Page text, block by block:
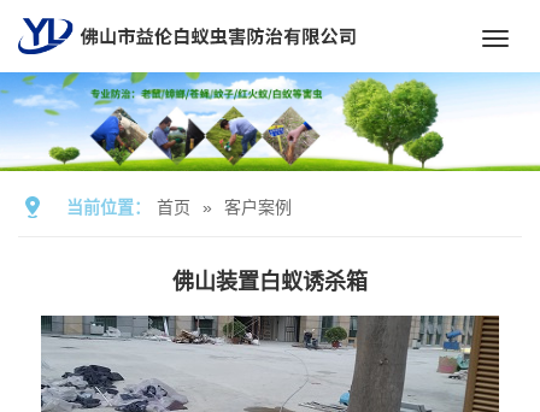
当前位置： 首页 » 客户案例
佛山装置白蚁诱杀箱